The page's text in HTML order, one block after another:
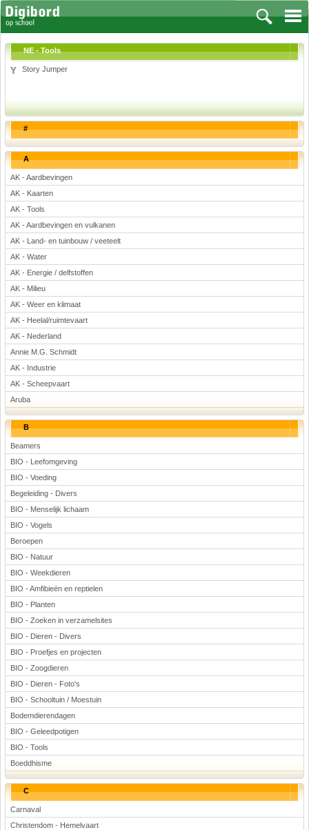
Vakken
Aardrijkskunde
Biologie
Engels
Frans, Duits, Chinees, Spaans
Geschiedenis
Handvaardigheid en Tekenen
Kunst en Cultuur
Levensbeschouwing
Lichamelijke opvoeding
Muziek
Natuurkunde
Nederlands
Rekenen
Scheikunde
Sport
Techniek
Verkeer
Wiskunde
Onderwerpen
Apps en tablets
Collecties digibord
Digiborden / touchscreens
Digibordtools
Downloads basisonderwijs
Herfst
Kerstmis
Kinder-/Jeugdboeken
Lente
Onderbouw PO
Pasen
Voetbal
NE - Tools
Story Jumper
#
A
AK - Aardbevingen
AK - Kaarten
AK - Tools
AK - Aardbevingen en vulkanen
AK - Land- en tuinbouw / veeteelt
AK - Water
AK - Energie / delfstoffen
AK - Milieu
AK - Weer en klimaat
AK - Heelal/ruimtevaart
AK - Nederland
Annie M.G. Schmidt
AK - Industrie
AK - Scheepvaart
Aruba
B
Beamers
BIO - Leefomgeving
BIO - Voeding
Begeleiding - Divers
BIO - Menselijk lichaam
BIO - Vogels
Beroepen
BIO - Natuur
BIO - Weekdieren
BIO - Amfibieën en reptielen
BIO - Planten
BIO - Zoeken in verzamelsites
BIO - Dieren - Divers
BIO - Proefjes en projecten
BIO - Zoogdieren
BIO - Dieren - Foto's
BIO - Schooltuin / Moestuin
Bodemdierendagen
BIO - Geleedpotigen
BIO - Tools
Boeddhisme
C
Carnaval
Christendom - Hemelvaart